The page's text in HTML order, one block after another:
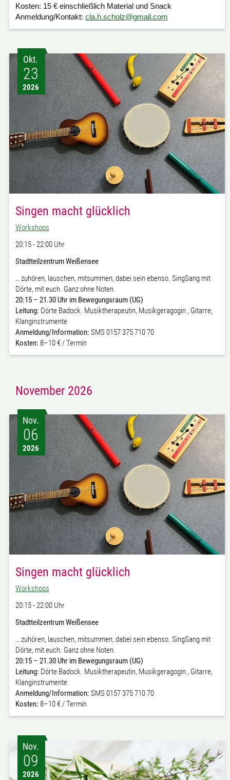
Kosten: 15 € einschließlich Material und Snack
Anmeldung/Kontakt: cla.h.scholz@gmail.com
Okt.
23
2026
Singen macht glücklich
Workshops
20:15 - 22:00 Uhr
Stadtteilzentrum Weißensee
… zuhören, lauschen, mitsummen, dabei sein ebenso. SingSang mit
Dörte, mit euch. Ganz ohne Noten.
20:15 – 21.30 Uhr im Bewegungsraum (UG)
Leitung: Dörte Badock. Musiktherapeutin, Musikgeragogin , Gitarre,
Klanginstrumente
Anmeldung/Information: SMS 0157 375 710 70
Kosten: 8–10 € / Termin
November 2026
Nov.
06
2026
Singen macht glücklich
Workshops
20:15 - 22:00 Uhr
Stadtteilzentrum Weißensee
… zuhören, lauschen, mitsummen, dabei sein ebenso. SingSang mit
Dörte, mit euch. Ganz ohne Noten.
20:15 – 21.30 Uhr im Bewegungsraum (UG)
Leitung: Dörte Badock. Musiktherapeutin, Musikgeragogin , Gitarre,
Klanginstrumente
Anmeldung/Information: SMS 0157 375 710 70
Kosten: 8–10 € / Termin
Nov.
09
2026